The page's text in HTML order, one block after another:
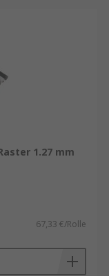
1.27 mm
67,33 €/Rolle